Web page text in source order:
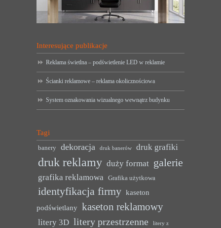
Interesujące publikacje
Reklama świetlna – podświetlenie LED w reklamie
Ścianki reklamowe – reklama okolicznościowa
System oznakowania wizualnego wewnątrz budynku
Tagi
banery dekoracja druk banerów druk grafiki
druk reklamy duży format galerie
grafika reklamowa Grafika użytkowa
identyfikacja firmy kaseton
podświetlany kaseton reklamowy
litery 3D litery przestrzenne litery z